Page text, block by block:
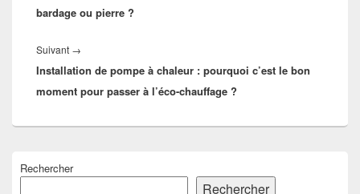
bardage ou pierre ?
Suivant →
suivant :
Installation de pompe à chaleur : pourquoi c’est le bon
moment pour passer à l’éco-chauffage ?
principale
Rechercher
Rechercher